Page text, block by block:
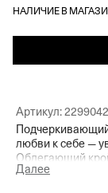
НАЛИЧИЕ В
Артикул:
Подчеркивающий
любви к себе —
Облегающий
сияющий нежно-
Далее